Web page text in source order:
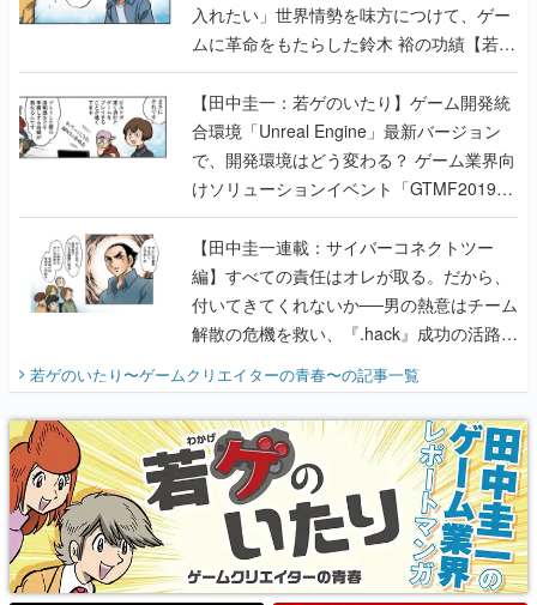
入れたい」世界情勢を味方につけて、ゲー
ムに革命をもたらした鈴木 裕の功績【若ゲ
のいたり】
【田中圭一：若ゲのいたり】ゲーム開発統
合環境「Unreal Engine」最新バージョン
で、開発環境はどう変わる？ ゲーム業界向
けソリューションイベント「GTMF2019」
に行って、より理解を深めよう【PR】
【田中圭一連載：サイバーコネクトツー
編】すべての責任はオレが取る。だから、
付いてきてくれないか──男の熱意はチーム
解散の危機を救い、『.hack』成功の活路を
『少年ジャンプ』色だった【若ゲのいた
り】
若ゲのいたり〜ゲームクリエイターの青春〜の記事一覧